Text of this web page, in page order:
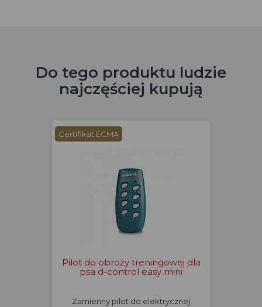
Do tego produktu ludzie
najczęściej kupują
Certifikat ECMA
Pilot do obroży treningowej dla
psa d-control easy mini
Zamienny pilot do elektrycznej